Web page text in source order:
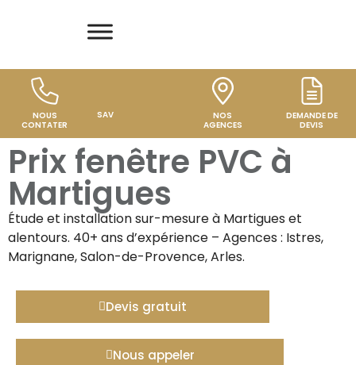
NOUS
CONTATER
SAV
NOS
AGENCES
DEMANDE DE
DEVIS
Prix fenêtre PVC à
Martigues
Étude et installation sur-mesure à Martigues et
alentours. 40+ ans d’expérience – Agences : Istres,
Marignane, Salon-de-Provence, Arles.
Devis gratuit
Nous appeler